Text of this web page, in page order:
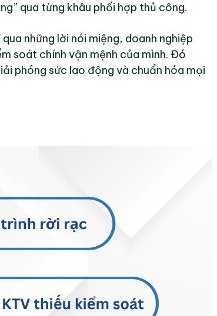
qua từng khâu phối hợp thủ công.
những lời nói miệng, doanh nghiệp
soát chính vận mệnh của mình. Đó
phóng sức lao động và chuẩn hóa mọi